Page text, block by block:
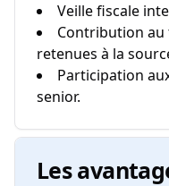
Veille fiscale
Contribution au
retenues à la
Participation
senior.
Les